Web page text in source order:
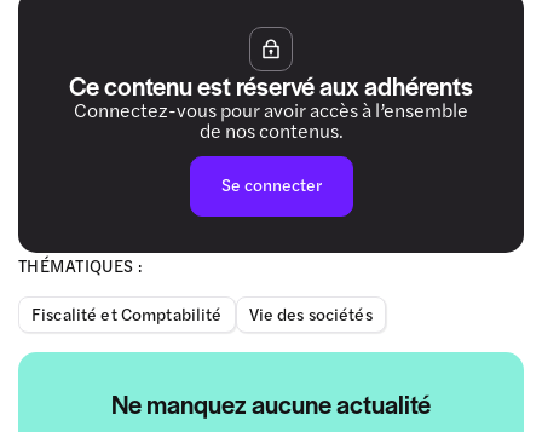
THÉMATIQUES :
Fiscalité et Comptabilité
Vie des sociétés
Ne manquez aucune actualité
Ce contenu est réservé aux adhérents
Connectez-vous pour avoir accès à l’ensemble
de nos contenus.
Se connecter